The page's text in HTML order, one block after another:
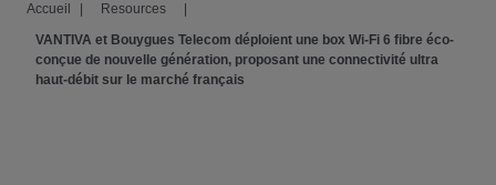
Entreprise
Nos Engagements
Accueil Resources
VANTIVA et Bouygues Telecom déploient une box Wi-Fi 6 fibre éco-
conçue de nouvelle génération, proposant une connectivité ultra
haut-débit sur le marché français